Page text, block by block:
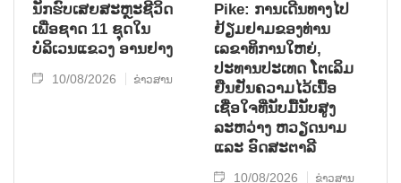
ນັກຮົບເສຍສະຫຼະຊີວິດ
ເພື່ອຊາດ 11 ຊຸດໃນ
ບໍລິເວນແຂວງ ອານຢາງ
10/08/2026 ຂ່າວສານ
Pike: ການເດີນທາງໄປ
ຢ້ຽມຢາມຂອງທ່ານ
ເລຂາທິການໃຫຍ່,
ປະທານປະເທດ ໂຕເລິມ
ຢືນຢັນຄວາມໄວ້ເນື້ອ
ເຊື່ອໃຈທີ່ນັບມື້ນັບສູງ
ລະຫວ່າງ ຫວຽດນາມ
ແລະ ອົດສະຕາລີ
10/08/2026 ຂ່າວສານ